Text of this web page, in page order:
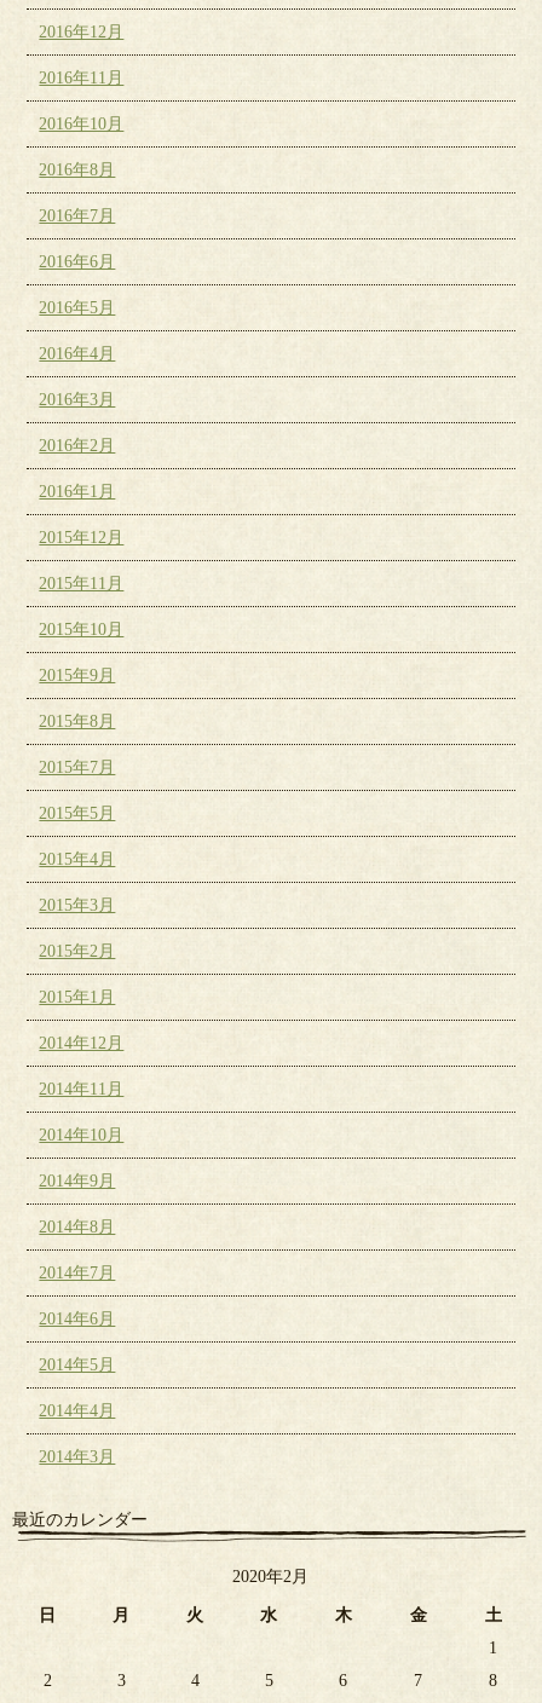
2016年12月
2016年11月
2016年10月
2016年8月
2016年7月
2016年6月
2016年5月
2016年4月
2016年3月
2016年2月
2016年1月
2015年12月
2015年11月
2015年10月
2015年9月
2015年8月
2015年7月
2015年5月
2015年4月
2015年3月
2015年2月
2015年1月
2014年12月
2014年11月
2014年10月
2014年9月
2014年8月
2014年7月
2014年6月
2014年5月
2014年4月
2014年3月
最近のカレンダー
2020年2月
日 月 火 水 木 金
土
1
2
3 4 5 6 7 8